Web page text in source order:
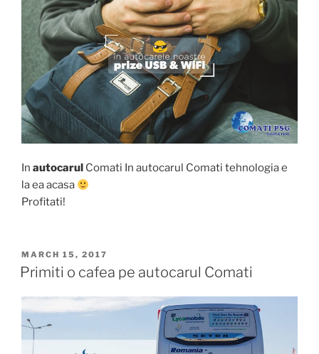
In autocarul Comati In autocarul Comati tehnologia e
la ea acasa
Profitati!
POSTED
ON
MARCH 15, 2017
Primiti o cafea pe autocarul Comati